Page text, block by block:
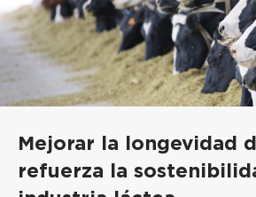
Mejorar la longevidad
refuerza la